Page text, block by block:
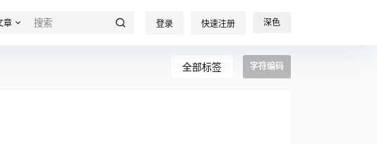
章 登录 快速注册 深色
全部标签 字符编码